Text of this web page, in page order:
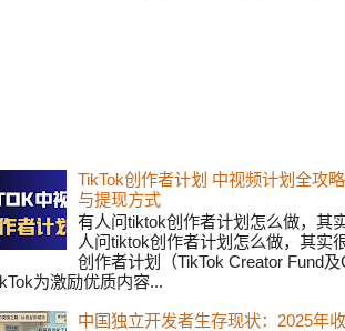
TikTok创作者计划 中视频计划全攻
与提现方式
有人问tiktok创作者计划怎么做，其
人问tiktok创作者计划怎么做，其实
创作者计划（TikTok Creator Fund
为激励优质内容...
中国独立开发者生存现状：2025年